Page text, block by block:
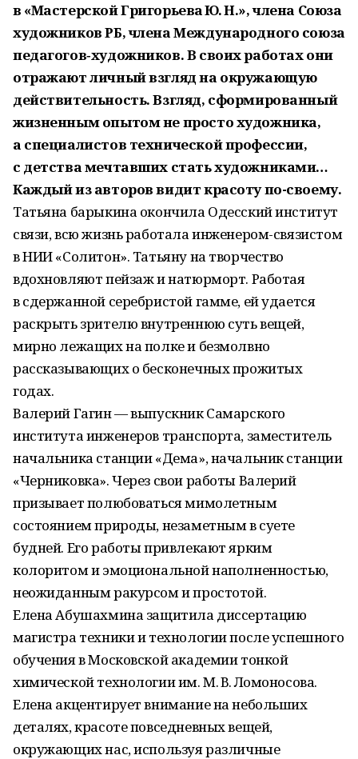
в «Мастерской Григорьева Ю. Н.», члена Союза
художников РБ, члена Международного союза
педагогов‑художников. В своих работах они
отражают личный взгляд на окружающую
действительность. Взгляд, сформированный
жизненным опытом не просто художника,
а специалистов технической профессии,
с детства мечтавших стать художниками…
Каждый из авторов видит красоту по-своему.
Татьяна барыкина окончила Одесский институт
связи, всю жизнь работала инженером-связистом
в НИИ «Солитон». Татьяну на творчество
вдохновляют пейзаж и натюрморт. Работая
в сдержанной серебристой гамме, ей удается
раскрыть зрителю внутреннюю суть вещей,
мирно лежащих на полке и безмолвно
рассказывающих о бесконечных прожитых
годах.
Валерий Гагин — выпускник Самарского
института инженеров транспорта, заместитель
начальника станции «Дема», начальник станции
«Черниковка». Через свои работы Валерий
призывает полюбоваться мимолетным
состоянием природы, незаметным в суете
будней. Его работы привлекают ярким
колоритом и эмоциональной наполненностью,
неожиданным ракурсом и простотой.
Елена Абушахмина защитила диссертацию
магистра техники и технологии после успешного
обучения в Московской академии тонкой
химической технологии им. М. В. Ломоносова.
Елена акцентирует внимание на небольших
деталях, красоте повседневных вещей,
окружающих нас, используя различные